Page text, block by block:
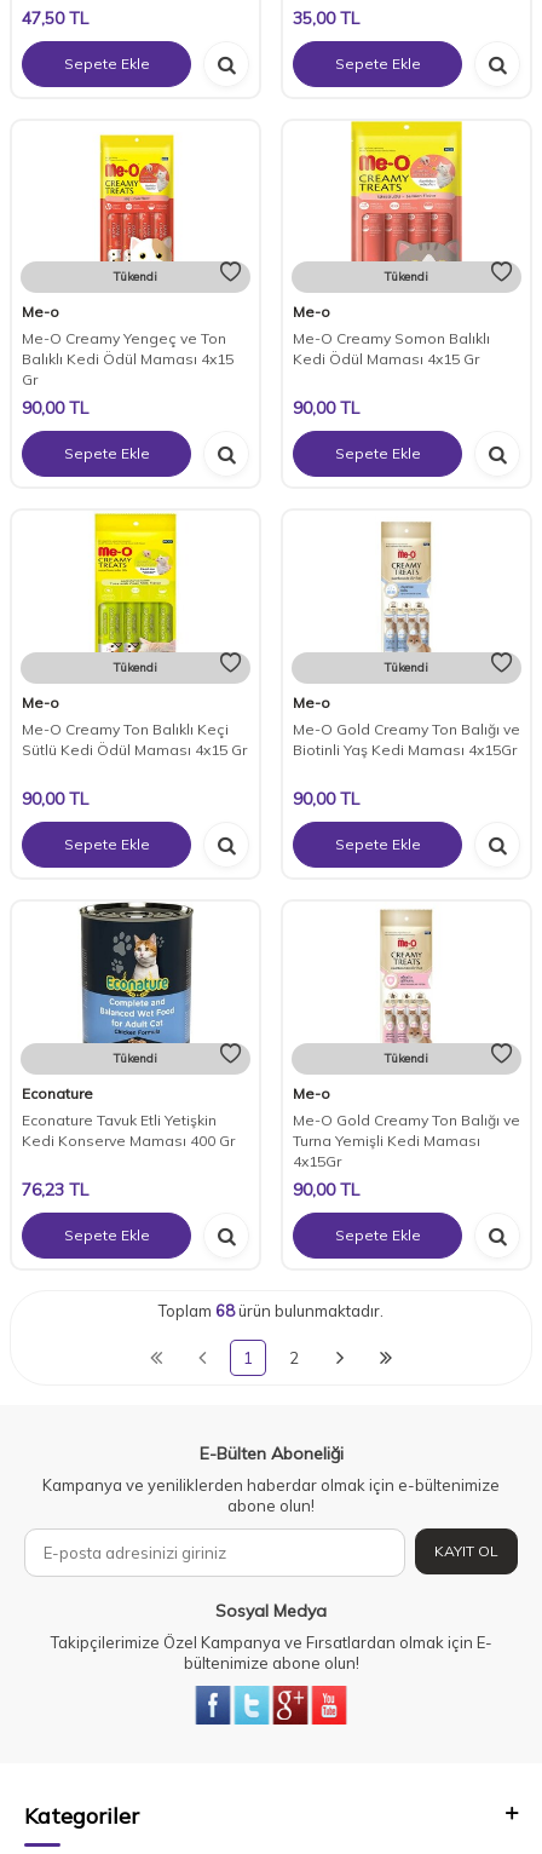
47,50TL
Sepete Ekle
35,00TL
Sepete Ekle
Tükendi
Me-o
Me-O Creamy Yengeç ve Ton
Balıklı Kedi Ödül Maması 4x15
Gr
90,00TL
Sepete Ekle
Tükendi
Me-o
Me-O Creamy Somon Balıklı
Kedi Ödül Maması 4x15 Gr
90,00TL
Sepete Ekle
Tükendi
Me-o
Me-O Creamy Ton Balıklı Keçi
Sütlü Kedi Ödül Maması 4x15 Gr
90,00TL
Sepete Ekle
Tükendi
Me-o
Me-O Gold Creamy Ton Balığı ve
Biotinli Yaş Kedi Maması 4x15Gr
90,00TL
Sepete Ekle
Tükendi
Econature
Econature Tavuk Etli Yetişkin
Kedi Konserve Maması 400 Gr
76,23 TL
Sepete Ekle
Tükendi
Me-o
Me-O Gold Creamy Ton Balığı ve
Turna Yemişli Kedi Maması
4x15Gr
90,00TL
Sepete Ekle
Toplam 68ürün bulunmaktadır.
1 2
E-Bülten Aboneliği
Kampanya ve yeniliklerden haberdar olmak için e-bültenimize
abone olun!
KAYIT OL
Sosyal Medya
Takipçilerimize Özel Kampanya ve Fırsatlardan olmak için E-
bültenimize abone olun!
Kategoriler